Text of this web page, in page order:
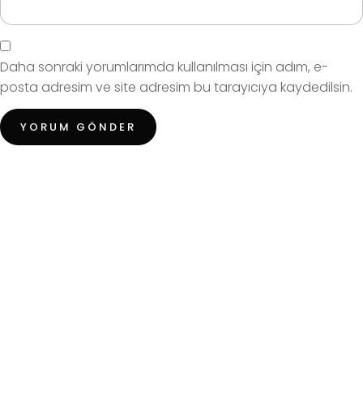
Daha sonraki yorumlarımda kullanılması için adım, e-
posta adresim ve site adresim bu tarayıcıya kaydedilsin.